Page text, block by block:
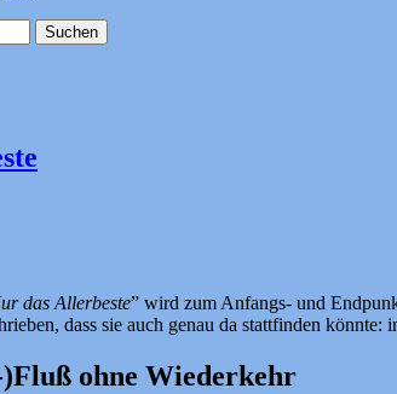
das Allerbeste” wird zum Anfangs- und
dass sie auch genau da stattfinden könnte:
ohne Wiederkehr